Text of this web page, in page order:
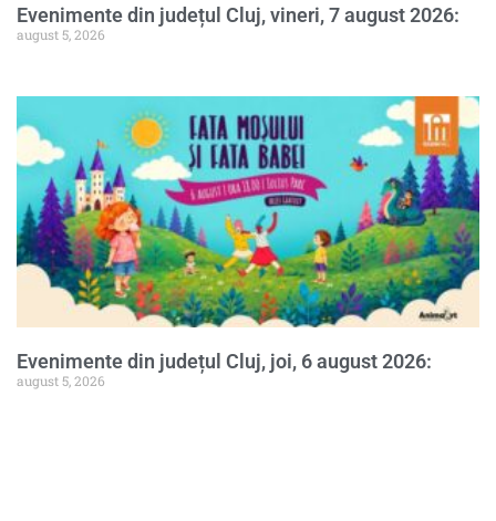
Evenimente din județul Cluj, vineri, 7 august 2026:
august 5, 2026
Evenimente din județul Cluj, joi, 6 august 2026:
august 5, 2026